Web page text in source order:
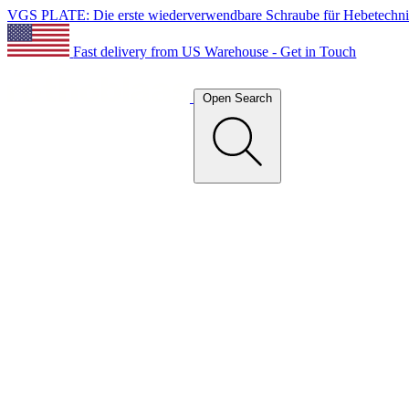
VGS PLATE: Die erste wiederverwendbare Schraube für
Fast delivery from US Warehouse - Get in Touch
Open Search